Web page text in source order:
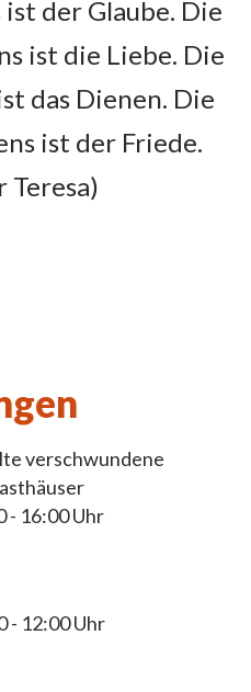
Pfarrei wählten die
Teresa, die in den
Chemnitz war und
hat. Mit dem
sein, die an den Rand
Pfarrei Hl.
der Glaube. Die
ist die Liebe. Die
das Dienen. Die
ist der Friede.
verschwundene
- 16:00 Uhr
- 12:00 Uhr